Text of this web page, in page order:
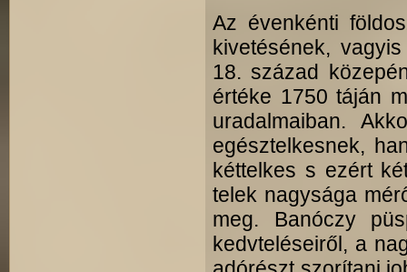
Az évenkénti
kive­tésének,
18. század
értéke 1750 táján
uradalmaiban.
egésztelkesnek,
kéttelkes s ezért
telek nagysága
meg. Banóczy
kedvteléseiről, a